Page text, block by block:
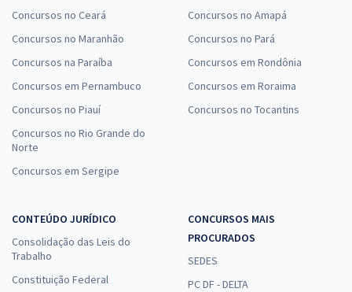
Concursos no Ceará
Concursos no Maranhão
Concursos na Paraíba
Concursos em Pernambuco
Concursos no Piauí
Concursos no Rio Grande do
Norte
Concursos em Sergipe
Concursos no Amapá
Concursos no Pará
Concursos em Rondônia
Concursos em Roraima
Concursos no Tocantins
CONTEÚDO JURÍDICO
Consolidação das Leis do
Trabalho
Constituição Federal
CONCURSOS MAIS
PROCURADOS
SEDES
PC DF - DELTA